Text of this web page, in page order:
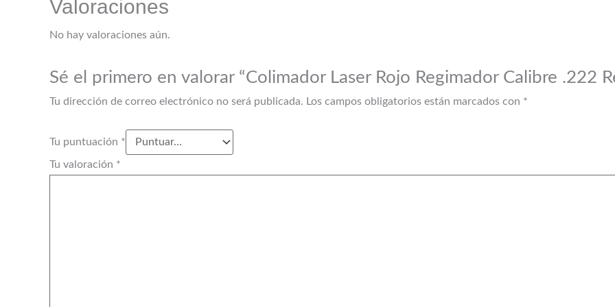
Valoraciones
No hay valoraciones aún.
Sé el primero en valorar “Colimador Laser Rojo Regimador Calibre .222
Tu dirección de correo electrónico no será publicada. Los campos obligatorios están marcados con *
Tu puntuación *
Tu valoración *